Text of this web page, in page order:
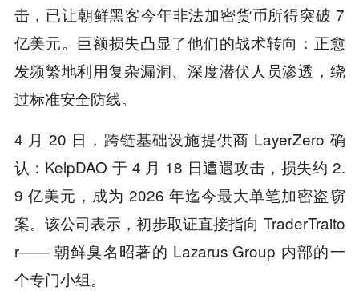
击，已让朝鲜黑客今年非法加密货币所得突破 7
亿美元。巨额损失凸显了他们的战术转向：正愈
发频繁地利用复杂漏洞、深度潜伏人员渗透，绕
过标准安全防线。
4 月 20 日，跨链基础设施提供商 LayerZero 确
认：KelpDAO 于 4 月 18 日遭遇攻击，损失约 2.
9 亿美元，成为 2026 年迄今最大单笔加密盗窃
案。该公司表示，初步取证直接指向 TraderTraito
r—— 朝鲜臭名昭著的 Lazarus Group 内部的一
个专门小组。